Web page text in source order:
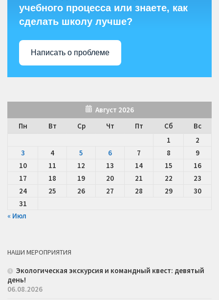
учебного процесса или знаете, как
сделать школу лучше?
Написать о проблеме
Август 2026
Пн
Вт Ср Чт Пт Сб
Вс
1
2
3
4 5 6 7 8
9
10
11 12 13 14 15
16
17
18 19 20 21 22
23
24
25 26 27 28 29
30
31
« Июл
НАШИ МЕРОПРИЯТИЯ
Экологическая экскурсия и командный квест: девятый
день!
06.08.2026